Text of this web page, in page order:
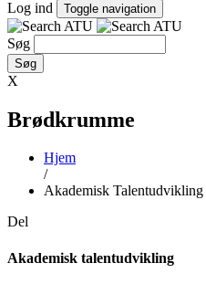
Log ind Toggle navigation
Søg
X
Brødkrumme
Hjem
/
Akademisk Talentudvikling
Del
Akademisk talentudvikling